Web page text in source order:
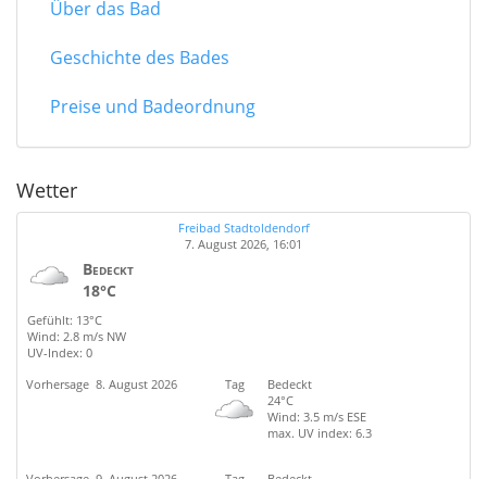
Über das Bad
Geschichte des Bades
Preise und Badeordnung
Wetter
Freibad Stadtoldendorf
7. August 2026, 16:01
Bedeckt
18°C
Gefühlt: 13°C
Wind: 2.8 m/s NW
UV-Index: 0
Vorhersage 8. August 2026 Tag
Bedeckt
24°C
Wind: 3.5 m/s ESE
max. UV index: 6.3